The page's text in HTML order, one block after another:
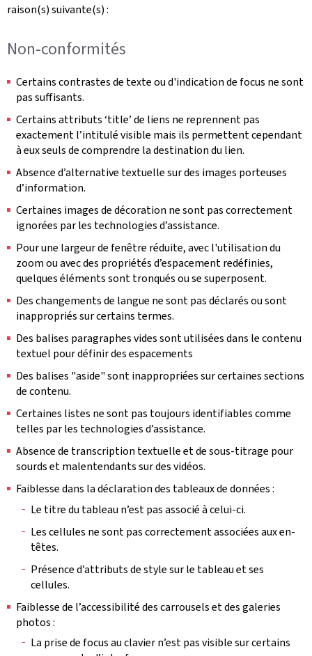
raison(s) suivante(s) :
Non-conformités
Certains contrastes de texte ou d'indication de focus ne sont
pas suffisants.
Certains attributs ‘title’ de liens ne reprennent pas
exactement l’intitulé visible mais ils permettent cependant
à eux seuls de comprendre la destination du lien.
Absence d’alternative textuelle sur des images porteuses
d’information.
Certaines images de décoration ne sont pas correctement
ignorées par les technologies d’assistance.
Pour une largeur de fenêtre réduite, avec l'utilisation du
zoom ou avec des propriétés d’espacement redéfinies,
quelques éléments sont tronqués ou se superposent.
Des changements de langue ne sont pas déclarés ou sont
inappropriés sur certains termes.
Des balises paragraphes vides sont utilisées dans le contenu
textuel pour définir des espacements
Des balises "aside" sont inappropriées sur certaines sections
de contenu.
Certaines listes ne sont pas toujours identifiables comme
telles par les technologies d’assistance.
Absence de transcription textuelle et de sous-titrage pour
sourds et malentendants sur des vidéos.
Faiblesse dans la déclaration des tableaux de données :
Le titre du tableau n’est pas associé à celui-ci.
Les cellules ne sont pas correctement associées aux en-
têtes.
Présence d’attributs de style sur le tableau et ses
cellules.
Faiblesse de l’accessibilité des carrousels et des galeries
photos :
La prise de focus au clavier n’est pas visible sur certains